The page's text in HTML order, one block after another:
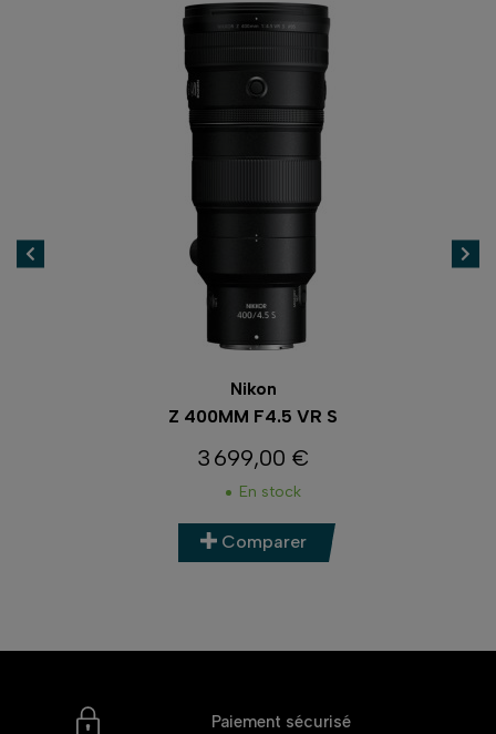
Nikon
Z 400MM F4.5 VR S
Prix
3 699,00 €
En stock
Comparer
Paiement sécurisé